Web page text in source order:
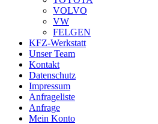
VOLVO
VW
FELGEN
KFZ-Werkstatt
Unser Team
Kontakt
Datenschutz
Impressum
Anfrageliste
Anfrage
Mein Konto